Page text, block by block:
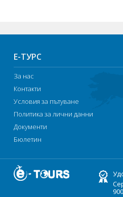
Е-ТУРС
За нас
Контакти
Условия за пътуване
Политика за лични данни
Документи
Бюлетин